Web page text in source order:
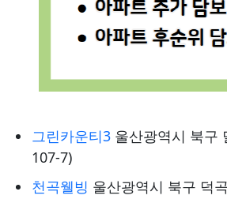
그린카운티3 울산광역시 북구
107-7)
천곡웰빙 울산광역시 북구 덕